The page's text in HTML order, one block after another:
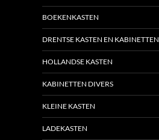
BOEKENKASTEN
DRENTSE KASTEN EN KABINETTEN
HOLLANDSE KASTEN
KABINETTEN DIVERS
KLEINE KASTEN
LADEKASTEN